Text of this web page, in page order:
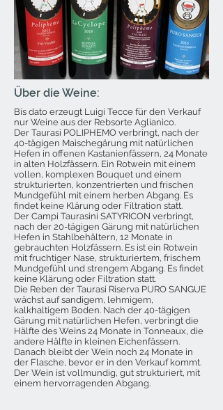
Über die Weine:
Bis dato erzeugt Luigi Tecce für den Verkauf
nur Weine aus der Rebsorte Aglianico.
Der Taurasi POLIPHEMO verbringt, nach der
40-tägigen Maischegärung mit natürlichen
Hefen in offenen Kastanienfässern, 24 Monate
in alten Holzfässern. Ein Rotwein mit einem
vollen, komplexen Bouquet und einem
strukturierten, konzentrierten und frischen
Mundgefühl mit einem herben Abgang. Es
findet keine Klärung oder Filtration statt.
Der Campi Taurasini SATYRICON verbringt,
nach der 20-tägigen Gärung mit natürlichen
Hefen in Stahlbehältern, 12 Monate in
gebrauchten Holzfässern. Es ist ein Rotwein
mit fruchtiger Nase, strukturiertem, frischem
Mundgefühl und strengem Abgang. Es findet
keine Klärung oder Filtration statt.
Die Reben der Taurasi Riserva PURO SANGUE
wächst auf sandigem, lehmigem,
kalkhaltigem Boden. Nach der 40-tägigen
Gärung mit natürlichen Hefen, verbringt die
Hälfte des Weins 24 Monate in Tonneaux, die
andere Hälfte in kleinen Eichenfässern.
Danach bleibt der Wein noch 24 Monate in
der Flasche, bevor er in den Verkauf kommt.
Der Wein ist vollmundig, gut strukturiert, mit
einem hervorragenden Abgang.